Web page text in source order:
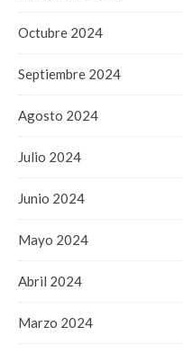
Octubre 2024
Septiembre 2024
Agosto 2024
Julio 2024
Junio 2024
Mayo 2024
Abril 2024
Marzo 2024